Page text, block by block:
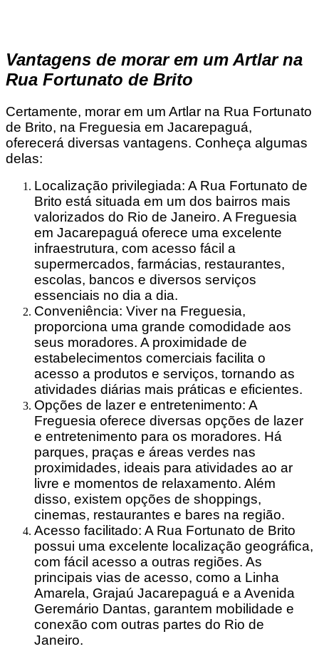
Vantagens de morar em um Artlar na
Rua Fortunato de Brito
Certamente, morar em um Artlar na Rua Fortunato
de Brito, na Freguesia em Jacarepaguá,
oferecerá diversas vantagens. Conheça algumas
delas:
Localização privilegiada: A Rua Fortunato de
Brito está situada em um dos bairros mais
valorizados do Rio de Janeiro. A Freguesia
em Jacarepaguá oferece uma excelente
infraestrutura, com acesso fácil a
supermercados, farmácias, restaurantes,
escolas, bancos e diversos serviços
essenciais no dia a dia.
Conveniência: Viver na Freguesia,
proporciona uma grande comodidade aos
seus moradores. A proximidade de
estabelecimentos comerciais facilita o
acesso a produtos e serviços, tornando as
atividades diárias mais práticas e eficientes.
Opções de lazer e entretenimento: A
Freguesia oferece diversas opções de lazer
e entretenimento para os moradores. Há
parques, praças e áreas verdes nas
proximidades, ideais para atividades ao ar
livre e momentos de relaxamento. Além
disso, existem opções de shoppings,
cinemas, restaurantes e bares na região.
Acesso facilitado: A Rua Fortunato de Brito
possui uma excelente localização geográfica,
com fácil acesso a outras regiões. As
principais vias de acesso, como a Linha
Amarela, Grajaú Jacarepaguá e a Avenida
Geremário Dantas, garantem mobilidade e
conexão com outras partes do Rio de
Janeiro.